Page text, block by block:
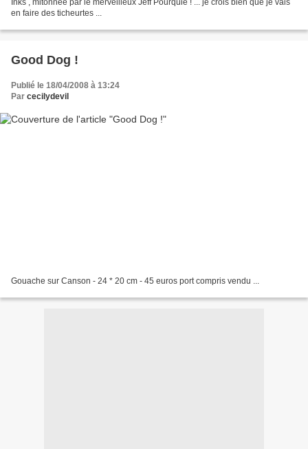
Inks , mitonnée par le merveilleux Jeff Pourquié ! ... je crois bien que je vais
en faire des ticheurtes ...
Good Dog !
Publié le 18/04/2008 à 13:24
Par cecilydevil
Gouache sur Canson - 24 * 20 cm - 45 euros port compris vendu ...